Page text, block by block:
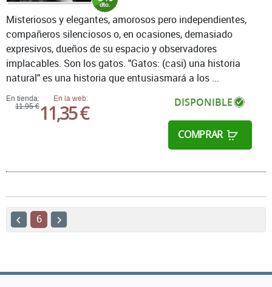
En tienda:
11,95 €
En la web:
11,35 € DISPONIBLE
COMPRAR
Misteriosos y elegantes, amorosos pero independientes,
compañeros silenciosos o, en ocasiones, demasiado
expresivos, dueños de su espacio y observadores
implacables. Son los gatos. "Gatos: (casi) una historia
natural" es una historia que entusiasmará a los ...
6